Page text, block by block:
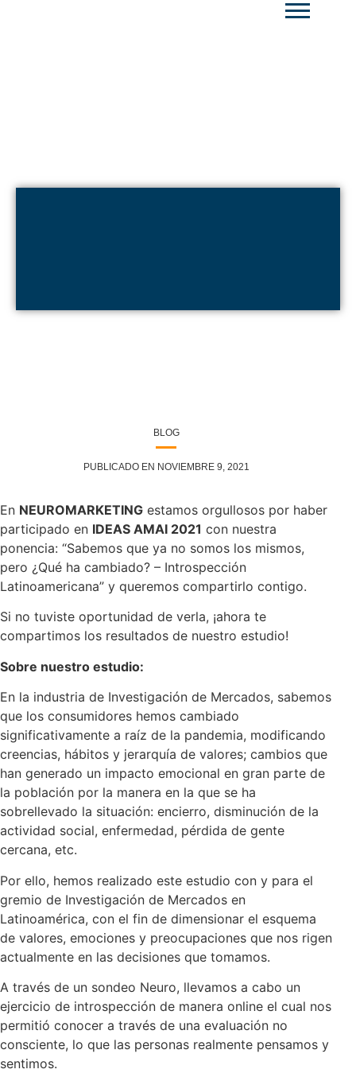
BLOG
PUBLICADO EN NOVIEMBRE 9, 2021
En NEUROMARKETING estamos orgullosos por haber
participado en IDEAS AMAI 2021 con nuestra
ponencia: “Sabemos que ya no somos los mismos,
pero ¿Qué ha cambiado? – Introspección
Latinoamericana” y queremos compartirlo contigo.
Si no tuviste oportunidad de verla, ¡ahora te
compartimos los resultados de nuestro estudio!
Sobre nuestro estudio:
En la industria de Investigación de Mercados, sabemos
que los consumidores hemos cambiado
significativamente a raíz de la pandemia, modificando
creencias, hábitos y jerarquía de valores; cambios que
han generado un impacto emocional en gran parte de
la población por la manera en la que se ha
sobrellevado la situación: encierro, disminución de la
actividad social, enfermedad, pérdida de gente
cercana, etc.
Por ello, hemos realizado este estudio con y para el
gremio de Investigación de Mercados en
Latinoamérica, con el fin de dimensionar el esquema
de valores, emociones y preocupaciones que nos rigen
actualmente en las decisiones que tomamos.
A través de un sondeo Neuro, llevamos a cabo un
ejercicio de introspección de manera online el cual nos
permitió conocer a través de una evaluación no
consciente, lo que las personas realmente pensamos y
sentimos.